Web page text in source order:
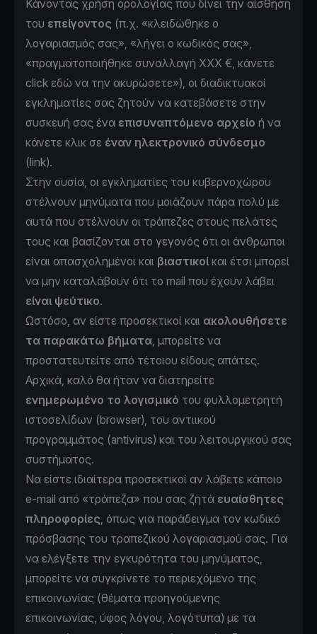
Κάνοντας χρήση ορολογίας που δίνει την αίσθηση
του επείγοντος (π.χ. «κλειδώθηκε ο
λογαριασμός σας», «λήγει ο κωδικός σας»,
«πραγματοποιήθηκε συναλλαγή ΧΧΧ €, κάνετε
click εδώ να την ακυρώσετε»), οι διαδικτυακοί
εγκληματίες σας ζητούν να κατεβάσετε στην
συσκευή σας ένα επισυναπτόμενο αρχείο ή να
κάνετε κλικ σε έναν ηλεκτρονικό σύνδεσμο
(link).
Στην ουσία, οι εγκληματίες του κυβερνοχώρου
στέλνουν μηνύματα που μοιάζουν πάρα πολύ με
αυτά που στέλνουν οι τράπεζες στους πελάτες
τους και βασίζονται στο γεγονός ότι οι άνθρωποι
είναι απασχολημένοι και βιαστικοίκαι έτσι μπορεί
να μην καταλάβουν ότι το mail που έχουν λάβει
είναι ψεύτικο.
Ωστόσο, αν είστε προσεκτικοί και ακολουθήσετε
τα παρακάτω βήματα, μπορείτε να
προστατευτείτε από τέτοιου είδους απάτες.
Αρχικά, καλό θα ήταν να διατηρείτε
ενημερωμένο το λογισμικό του φυλλομετρητή
ιστοσελίδων (browser), του αντιικού
προγραμμάτος (antivirus) και του λειτουργικού σας
συστήματος.
Να είστε ιδιαίτερα προσεκτικοί αν λάβετε κάποιο
e-mail από «τράπεζα» που σας ζητά ευαίσθητες
πληροφορίες, όπως για παράδειγμα τον κωδικό
πρόσβασης του τραπεζικού λογαριασμού σας. Για
να ελέγξετε την εγκυρότητα του μηνύματος,
μπορείτε να συγκρίνετε το περιεχόμενο της
επικοινωνίας (θέματα προηγούμενης
επικοινωνίας, ύφος λόγου, λογότυπα) με τα